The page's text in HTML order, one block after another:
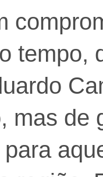
tempo,
mas de